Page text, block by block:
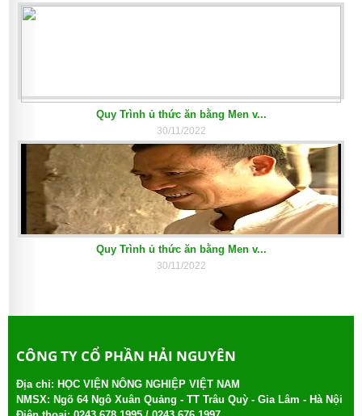
Quy Trình ủ thức ăn bằng Men v...
30/11/2022
Quy Trình ủ thức ăn bằng Men v...
30/11/2022
CÔNG TY CỔ PHẦN HẢI NGUYÊN
Địa chỉ: HỌC VIỆN NÔNG NGHIỆP VIỆT NAM
NMSX: Ngõ 64 Ngô Xuân Quảng - TT Trâu Quỳ - Gia Lâm - Hà Nội